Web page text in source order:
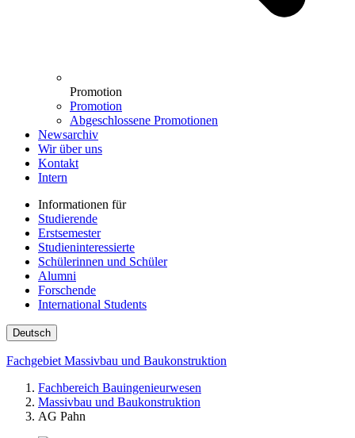
Promotion
Promotion
Abgeschlossene Promotionen
Newsarchiv
Wir über uns
Kontakt
Intern
Informationen für
Studierende
Erstsemester
Studieninteressierte
Schülerinnen und Schüler
Alumni
Forschende
International Students
Deutsch
Fachgebiet Massivbau und Baukonstruktion
Fachbereich Bauingenieurwesen
Massivbau und Baukonstruktion
AG Pahn